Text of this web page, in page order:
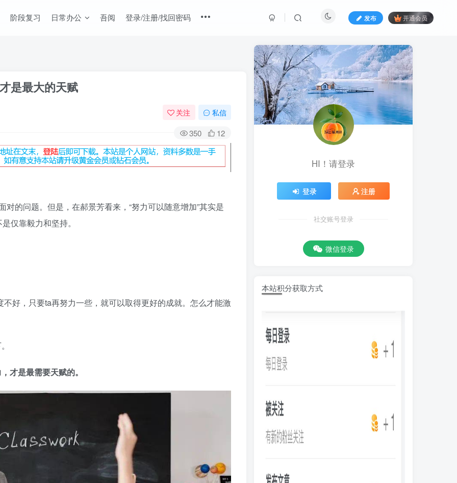
阶段复习 日常办公 吾阅 登录/注册/找回密码 发布 开通会员
是最大的天赋
关注 私信
350 12
对的问题。但是，在郝景芳看来，“努力可以随意增加”其实是
仅靠毅力和坚持。
好，只要ta再努力一些，就可以取得更好的成就。怎么才能激
才是最需要天赋的。
HI！请登录
登录 注册
社交账号登录
微信登录
本站积分获取方式